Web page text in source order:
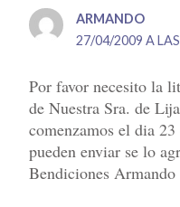
ARMANDO
27/04/2009 A
Por favor necesito la
de Nuestra Sra. de
comenzamos el dia
pueden enviar se lo
Bendiciones Armando